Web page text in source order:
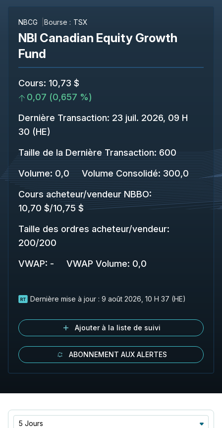
NBCG Bourse : TSX
NBI Canadian Equity Growth
Fund
Cours: 10,73 $
0,07 (0,657 %)
Dernière Transaction: 23 juil. 2026, 09 H
30 (HE)
Taille de la Dernière Transaction: 600
Volume: 0,0 Volume Consolidé: 300,0
Cours acheteur/vendeur NBBO:
10,70 $/10,75 $
Taille des ordres acheteur/vendeur:
200/200
VWAP: - VWAP Volume: 0,0
Dernière mise à jour : 9 août 2026, 10 H 37 (HE)
Ajouter à la liste de suivi
ABONNEMENT AUX ALERTES
5 Jours